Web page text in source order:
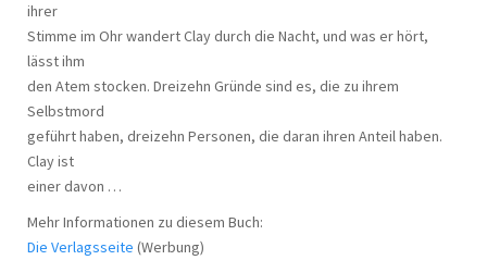
ihrer
Stimme im Ohr wandert Clay durch die Nacht, und was er hört,
lässt ihm
den Atem stocken. Dreizehn Gründe sind es, die zu ihrem
Selbstmord
geführt haben, dreizehn Personen, die daran ihren Anteil haben.
Clay ist
einer davon …
Mehr Informationen zu diesem Buch:
Die Verlagsseite (Werbung)